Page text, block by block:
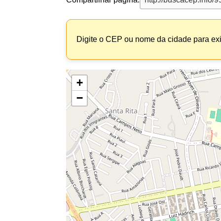
Digite o CEP ou nome da cidade para
+
−